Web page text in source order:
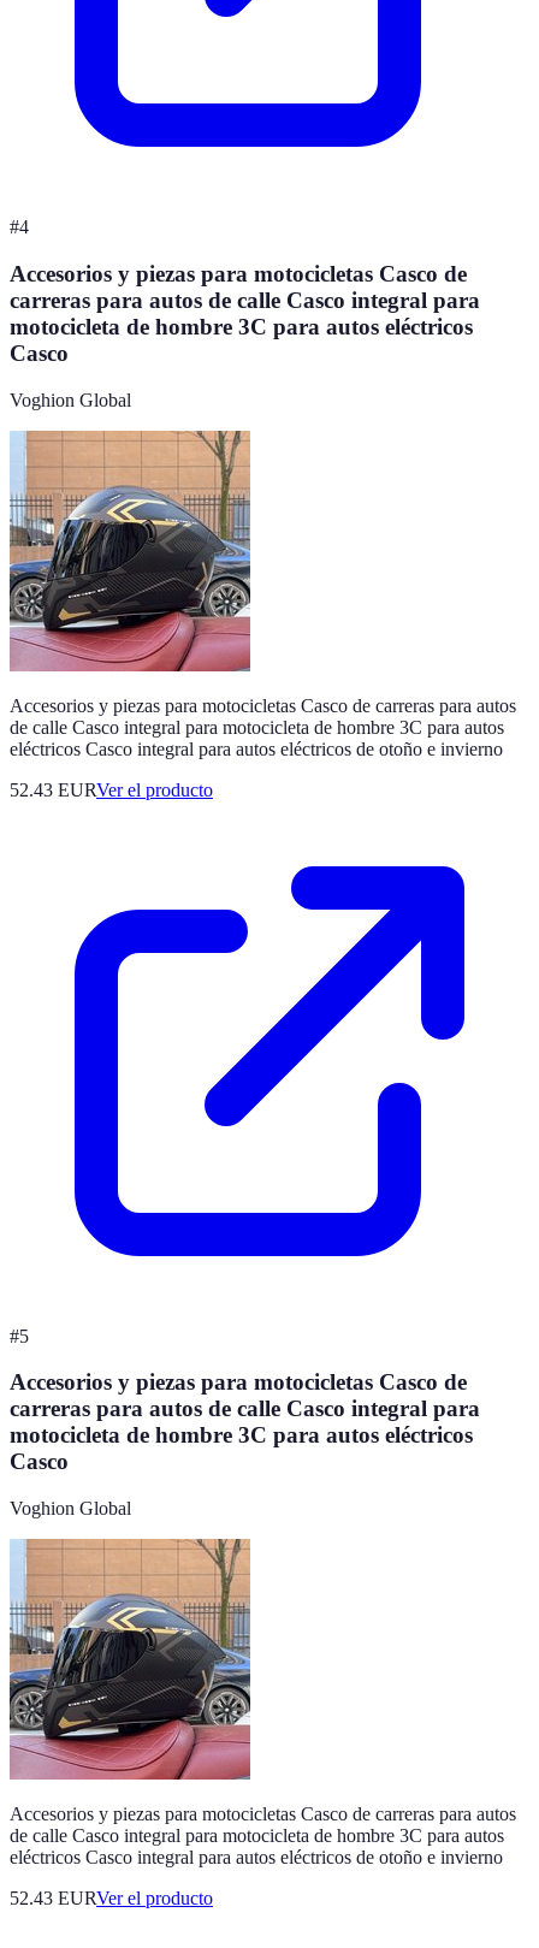
#4
Accesorios y piezas para motocicletas Casco de
carreras para autos de calle Casco integral para
motocicleta de hombre 3C para autos eléctricos
Casco
Voghion Global
Accesorios y piezas para motocicletas Casco de carreras para autos
de calle Casco integral para motocicleta de hombre 3C para autos
eléctricos Casco integral para autos eléctricos de otoño e invierno
52.43 EURVer el producto
#5
Accesorios y piezas para motocicletas Casco de
carreras para autos de calle Casco integral para
motocicleta de hombre 3C para autos eléctricos
Casco
Voghion Global
Accesorios y piezas para motocicletas Casco de carreras para autos
de calle Casco integral para motocicleta de hombre 3C para autos
eléctricos Casco integral para autos eléctricos de otoño e invierno
52.43 EURVer el producto